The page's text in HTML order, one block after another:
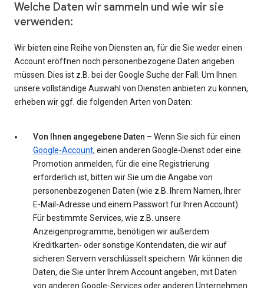
Welche Daten wir sammeln und wie wir sie
verwenden:
Wir bieten eine Reihe von Diensten an, für die Sie weder einen
Account eröffnen noch personenbezogene Daten angeben
müssen. Dies ist z.B. bei der Google Suche der Fall. Um Ihnen
unsere vollständige Auswahl von Diensten anbieten zu können,
erheben wir ggf. die folgenden Arten von Daten:
Von Ihnen angegebene Daten – Wenn Sie sich für einen
Google-Account, einen anderen Google-Dienst oder eine
Promotion anmelden, für die eine Registrierung
erforderlich ist, bitten wir Sie um die Angabe von
personenbezogenen Daten (wie z.B. Ihrem Namen, Ihrer
E-Mail-Adresse und einem Passwort für Ihren Account).
Für bestimmte Services, wie z.B. unsere
Anzeigenprogramme, benötigen wir außerdem
Kreditkarten- oder sonstige Kontendaten, die wir auf
sicheren Servern verschlüsselt speichern. Wir können die
Daten, die Sie unter Ihrem Account angeben, mit Daten
von anderen Google-Services oder anderen Unternehmen